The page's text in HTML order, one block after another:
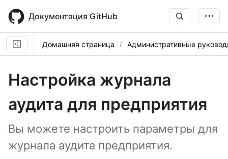
main
content
Документация GitHub
Домашняя страница Административные
Настройка журнала
аудита для предприятия
Вы можете настроить параметры для
журнала аудита предприятия.